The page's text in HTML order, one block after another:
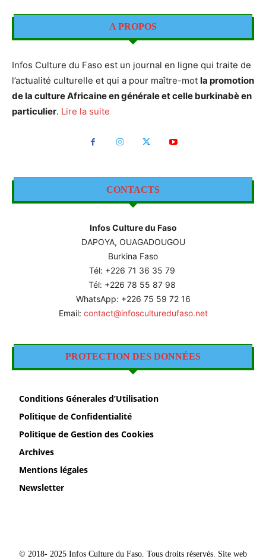
A PROPOS
Infos Culture du Faso est un journal en ligne qui traite de
l’actualité culturelle et qui a pour maître-mot la promotion
de la culture Africaine en générale et celle burkinabè en
particulier. Lire la suite
CONTACTS
Infos Culture du Faso
DAPOYA, OUAGADOUGOU
Burkina Faso
Tél: +226 71 36 35 79
Tél: +226 78 55 87 98
WhatsApp: +226 75 59 72 16
Email: contact@infosculturedufaso.net
PROTECTION DES DONNÉES
Conditions Génerales d’Utilisation
Politique de Confidentialité
Politique de Gestion des Cookies
Archives
Mentions légales
Newsletter
© 2018- 2025 Infos Culture du Faso. Tous droits réservés. Site web